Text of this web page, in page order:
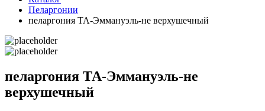
Пеларгонии
пеларгония ТА-Эммануэль-не верхушечный
пеларгония ТА-Эммануэль-не
верхушечный